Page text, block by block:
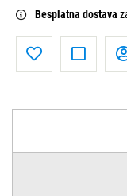
Besplatna dostava